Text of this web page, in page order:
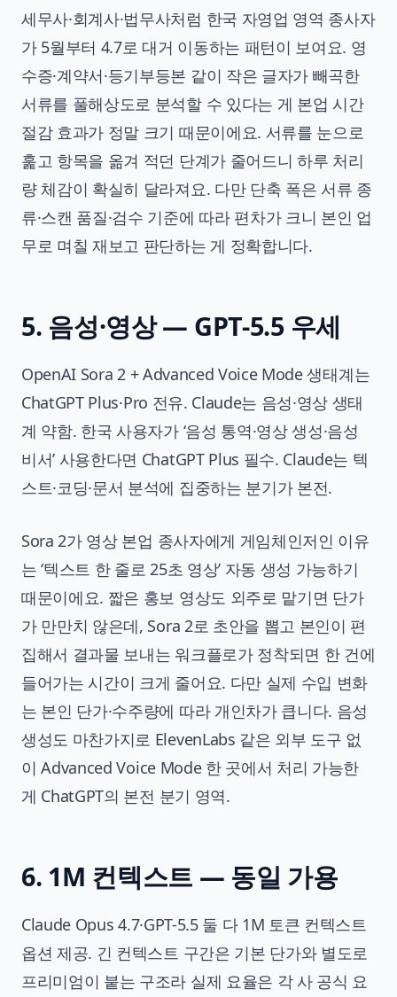
세무사·회계사·법무사처럼 한국 자영업 영역 종사자
가 5월부터 4.7로 대거 이동하는 패턴이 보여요. 영
수증·계약서·등기부등본 같이 작은 글자가 빼곡한
서류를 풀해상도로 분석할 수 있다는 게 본업 시간
절감 효과가 정말 크기 때문이에요. 서류를 눈으로
훑고 항목을 옮겨 적던 단계가 줄어드니 하루 처리
량 체감이 확실히 달라져요. 다만 단축 폭은 서류 종
류·스캔 품질·검수 기준에 따라 편차가 크니 본인 업
무로 며칠 재보고 판단하는 게 정확합니다.
5. 음성·영상 — GPT-5.5 우세
OpenAI Sora 2 + Advanced Voice Mode 생태계는
ChatGPT Plus·Pro 전유. Claude는 음성·영상 생태
계 약함. 한국 사용자가 ‘음성 통역·영상 생성·음성
비서’ 사용한다면 ChatGPT Plus 필수. Claude는 텍
스트·코딩·문서 분석에 집중하는 분기가 본전.
Sora 2가 영상 본업 종사자에게 게임체인저인 이유
는 ‘텍스트 한 줄로 25초 영상’ 자동 생성 가능하기
때문이에요. 짧은 홍보 영상도 외주로 맡기면 단가
가 만만치 않은데, Sora 2로 초안을 뽑고 본인이 편
집해서 결과물 보내는 워크플로가 정착되면 한 건에
들어가는 시간이 크게 줄어요. 다만 실제 수입 변화
는 본인 단가·수주량에 따라 개인차가 큽니다. 음성
생성도 마찬가지로 ElevenLabs 같은 외부 도구 없
이 Advanced Voice Mode 한 곳에서 처리 가능한
게 ChatGPT의 본전 분기 영역.
6. 1M 컨텍스트 — 동일 가용
Claude Opus 4.7·GPT-5.5 둘 다 1M 토큰 컨텍스트
옵션 제공. 긴 컨텍스트 구간은 기본 단가와 별도로
프리미엄이 붙는 구조라 실제 요율은 각 사 공식 요